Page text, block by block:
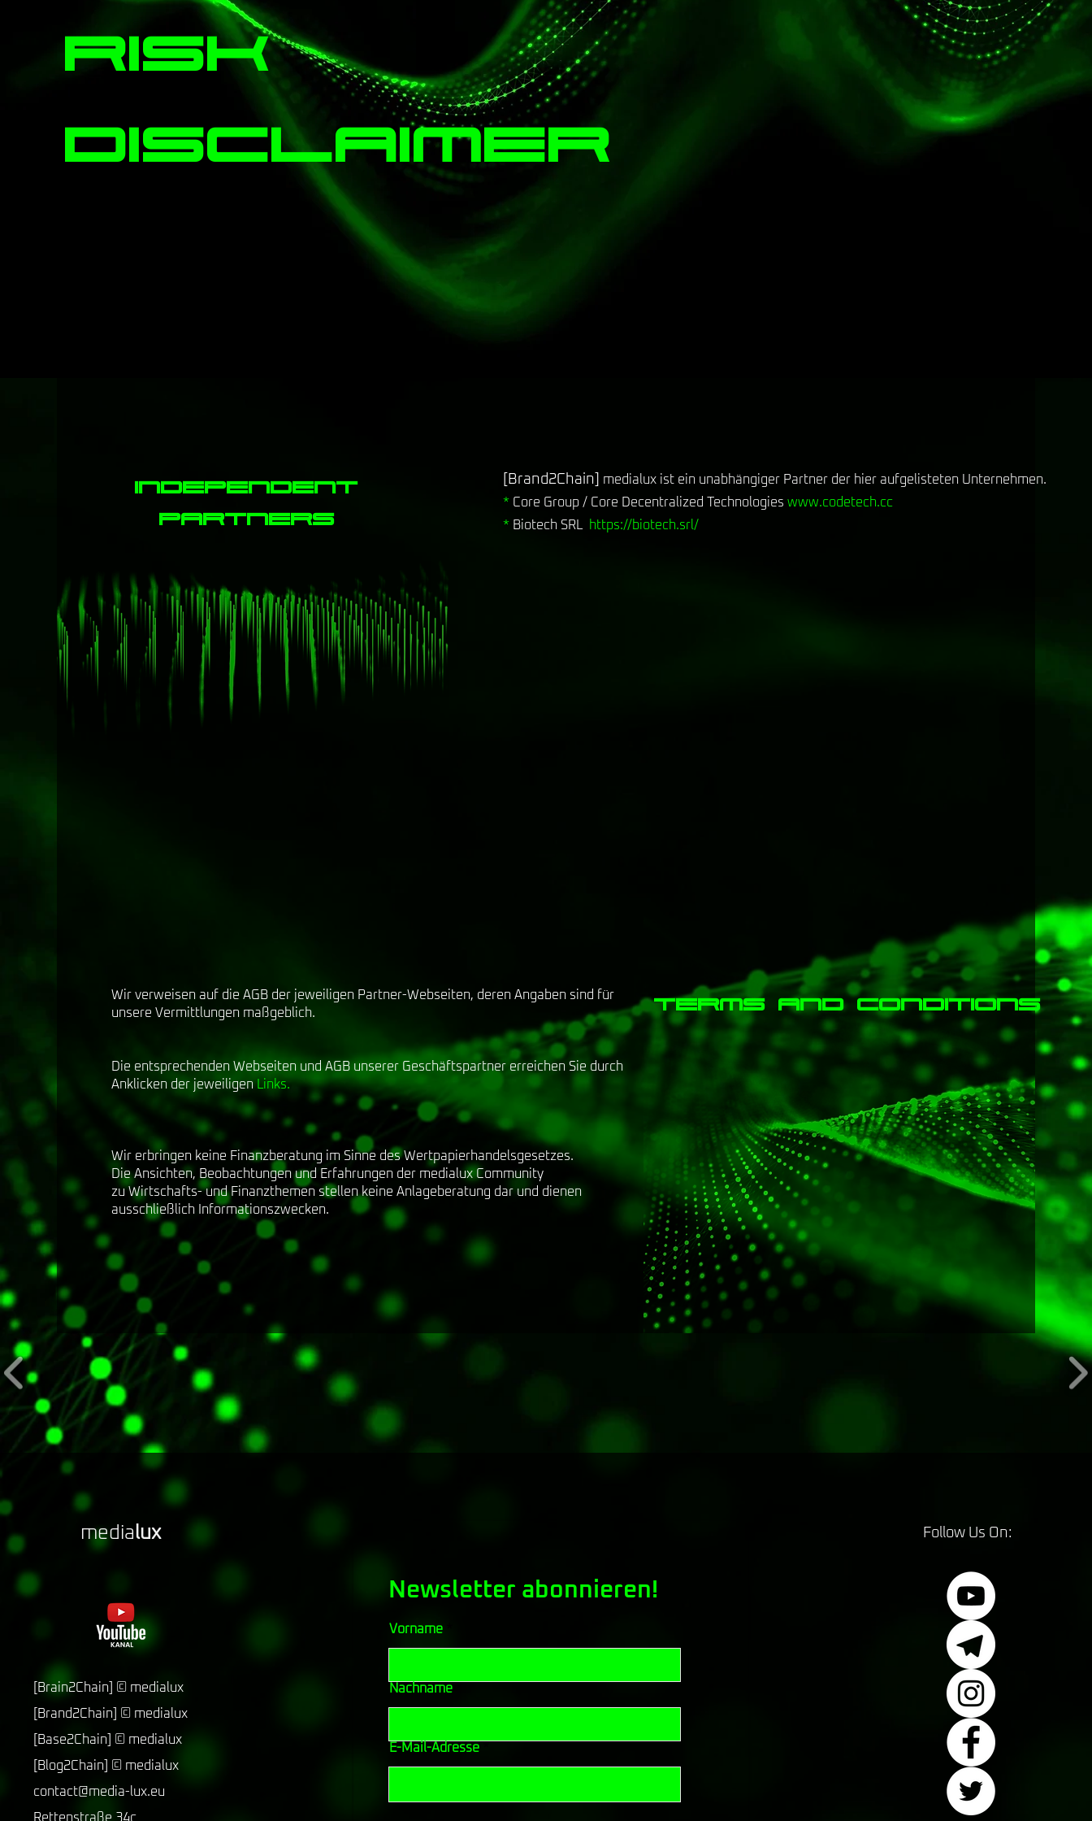
Risk
Disclaimer
independent
partners
[Brand2Chain]
medialux ist ein unabhängiger Partner der hier aufgelisteten Unternehmen.
* Core Group / Core Decentralized Technologies www.codetech.cc
* Biotech SRL https://biotech.srl/
Wir verweisen auf die AGB der jeweiligen Partner-Webseiten, deren Angaben sind für
unsere Vermittlungen maßgeblich.
Die entsprechenden Webseiten und AGB unserer Geschäftspartner erreichen Sie durch
Anklicken der jeweiligenLinks.
Wir erbringen keine Finanzberatung im Sinne des Wertpapierhandelsgesetzes.
Die Ansichten, Beobachtungen und Erfahrungen der medialux Community
zu Wirtschafts- und Finanzthemen stellen keine Anlageberatung dar und dienen
ausschließlich Informationszwecken.
terms and conditions
medialux
[Brain2Chain] © medialux
[Brand2Chain]
© medialux
[Base2Chain]
© medialux
[Blog2Chain]
© medialux
contact@media-lux.eu
Rettenstraße 34c
Newsletter abonnieren!
Vorname
Nachname
E-Mail-Adresse
Follow Us On: